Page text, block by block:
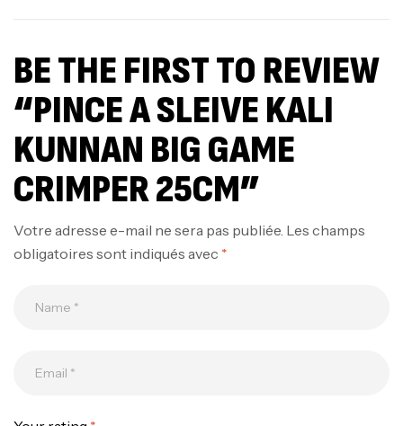
BE THE FIRST TO REVIEW
“PINCE A SLEIVE KALI
KUNNAN BIG GAME
CRIMPER 25CM”
Votre adresse e-mail ne sera pas publiée. Les champs
obligatoires sont indiqués avec *